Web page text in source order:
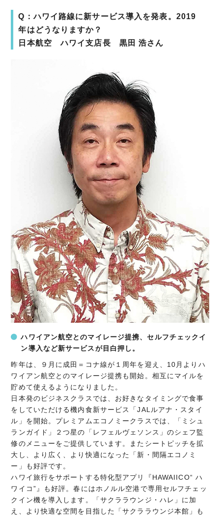
Q：ハワイ路線に新サービス導入を発表。 2019
年はどうなりますか？
日本航空 ハワイ支店長 黒田 浩さん
ハワイアン航空とのマイレージ提携、セルフチェックイ
ン導入など新サービスが目白押し。
昨年は、９月に成田＝コナ線が１周年を迎え、10月よりハ
ワイアン航空とのマイレージ提携も開始。相互にマイルを
貯めて使えるようになりました。
日本発のビジネスクラスでは、お好きなタイミングで食事
をしていただける機内食新サービス「JALルアナ・スタイ
ル」を開始。プレミアムエコノミークラスでは、「ミシュ
ランガイド」２つ星の「レフェルヴェソンス」のシェフ監
修のメニューをご提供しています。またシートピッチを拡
大し、より広く、より快適になった「新・間隔エコノミ
ー」も好評です。
ハワイ旅行をサポートする特化型アプリ『HAWAIICO“ ハ
ワイコ”』も好評。春にはホノルル空港で専用セルフチェッ
クイン機を導入します。「サクララウンジ・ハレ」に加
え、より快適な空間を目指した「サクララウンジ本館」も